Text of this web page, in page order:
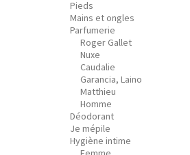
Pieds
Mains et ongles
Parfumerie
Roger Gallet
Nuxe
Caudalie
Garancia, Laino
Matthieu
Homme
Déodorant
Je mépile
Hygiène intime